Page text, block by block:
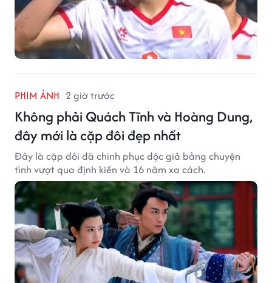
PHIM ẢNH 2 giờ trước
Không phải Quách Tĩnh và Hoàng Dung,
đây mới là cặp đôi đẹp nhất
Đây là cặp đôi đã chinh phục độc giả bằng chuyện
tình vượt qua định kiến và 16 năm xa cách.